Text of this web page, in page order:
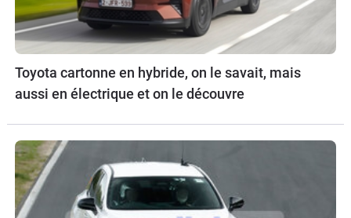
Toyota cartonne en hybride, on le savait, mais
aussi en électrique et on le découvre